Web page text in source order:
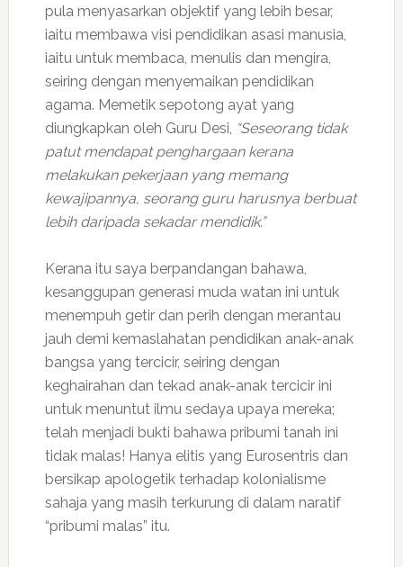
pula menyasarkan objektif yang lebih besar,
iaitu membawa visi pendidikan asasi manusia,
iaitu untuk membaca, menulis dan mengira,
seiring dengan menyemaikan pendidikan
agama. Memetik sepotong ayat yang
diungkapkan oleh Guru Desi, “Seseorang tidak
patut mendapat penghargaan kerana
melakukan pekerjaan yang memang
kewajipannya, seorang guru harusnya berbuat
lebih daripada sekadar mendidik.”
Kerana itu saya berpandangan bahawa,
kesanggupan generasi muda watan ini untuk
menempuh getir dan perih dengan merantau
jauh demi kemaslahatan pendidikan anak-anak
bangsa yang tercicir, seiring dengan
keghairahan dan tekad anak-anak tercicir ini
untuk menuntut ilmu sedaya upaya mereka;
telah menjadi bukti bahawa pribumi tanah ini
tidak malas! Hanya elitis yang Eurosentris dan
bersikap apologetik terhadap kolonialisme
sahaja yang masih terkurung di dalam naratif
“pribumi malas” itu.